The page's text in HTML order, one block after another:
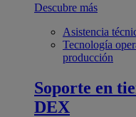
Descubre más
Asistencia
Tecnología
producción
Soporte en
DEX